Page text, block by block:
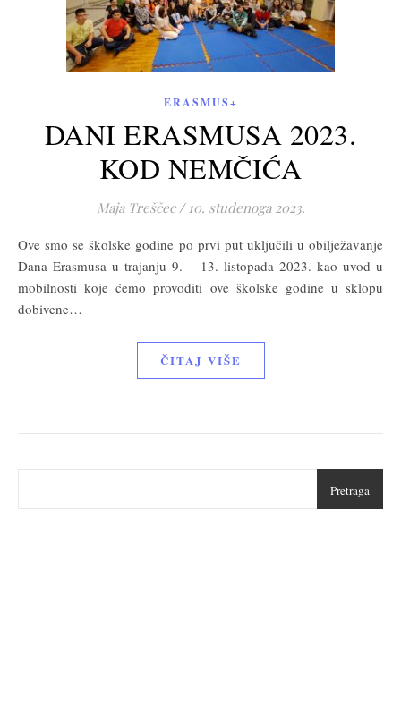
ERASMUS+
DANI ERASMUSA 2023.
KOD NEMČIĆA
Maja Treščec / 10. studenoga 2023.
Ove smo se školske godine po prvi put uključili u obilježavanje
Dana Erasmusa u trajanju 9. – 13. listopada 2023. kao uvod u
mobilnosti koje ćemo provoditi ove školske godine u sklopu
dobivene…
ČITAJ VIŠE
Pretraga